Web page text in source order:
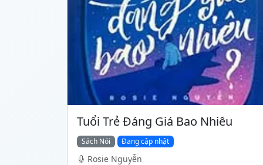
Tuổi Trẻ Đáng Giá Bao Nhiêu
Sách Nói Đang cập nhật
Rosie Nguyễn